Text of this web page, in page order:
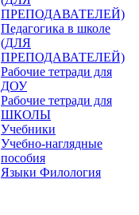
ПРЕПОДАВАТЕЛЕЙ)
Педагогика в школе
(ДЛЯ
ПРЕПОДАВАТЕЛЕЙ)
Рабочие тетради для
ДОУ
Рабочие тетради для
ШКОЛЫ
Учебники
Учебно-наглядные
пособия
Языки Филология